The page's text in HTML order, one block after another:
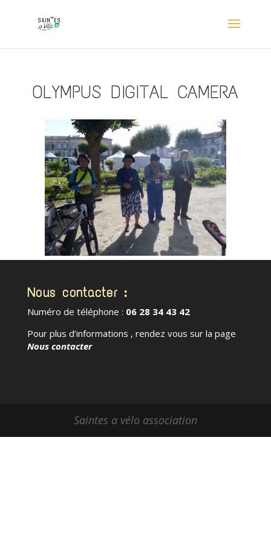
OLYMPUS DIGITAL CAMERA
Nous contacter :
Numéro de téléphone : 06 28 34 43 42
Pour plus d’informations , rendez vous sur la page
Nous contacter
Saintes a vélo association